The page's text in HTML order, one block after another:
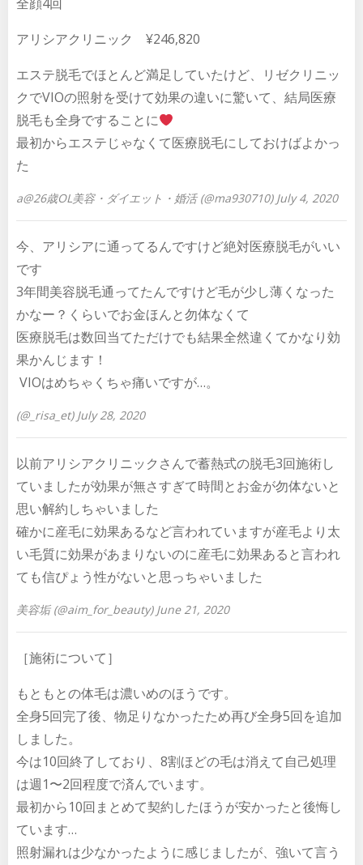
全顔4回
アリシアクリニック ¥246,820
エステ脱毛でほとんど満足していたけど、リゼクリニッ
クでVIOの照射を受けて効果の違いに驚いて、結局医療
脱毛も全身ですることに
最初からエステじゃなくて医療脱毛にしておけばよかっ
た
a@26歳OL美容・ダイエット・婚活 (@ma930710) July 4, 2020
今、アリシアに通ってるんですけど絶対医療脱毛がいい
です
3年間美容脱毛通ってたんですけど毛が少し薄くなった
かなー？くらいでお金ほんと勿体なくて
医療脱毛は数回当てただけでも結果全然違くてかなり効
果かんじます！
VIOはめちゃくちゃ痛いですが…。
(@_risa_et) July 28, 2020
以前アリシアクリニックさんで蓄熱式の脱毛3回施術し
ていましたが効果が無さすぎて時間とお金が勿体ないと
思い解約しちゃいました
確かに産毛に効果あるなど言われていますが産毛より太
い毛質に効果があまりないのに産毛に効果あると言われ
ても信ぴょう性がないと思っちゃいました
美容垢 (@aim_for_beauty) June 21, 2020
［施術について］
もともとの体毛は濃いめのほうです。
全身5回完了後、物足りなかったため再び全身5回を追加
しました。
今は10回終了しており、8割ほどの毛は消えて自己処理
は週1〜2回程度で済んでいます。
最初から10回まとめて契約したほうが安かったと後悔し
ています…
照射漏れは少なかったように感じましたが、強いて言う